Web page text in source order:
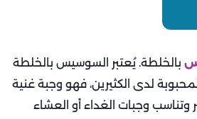
بالخلطة. يُعتبر السوسيس بالخلطة
لدى الكثيرين، فهو وجبة غنية
وتناسب وجبات الغداء أو العشاء